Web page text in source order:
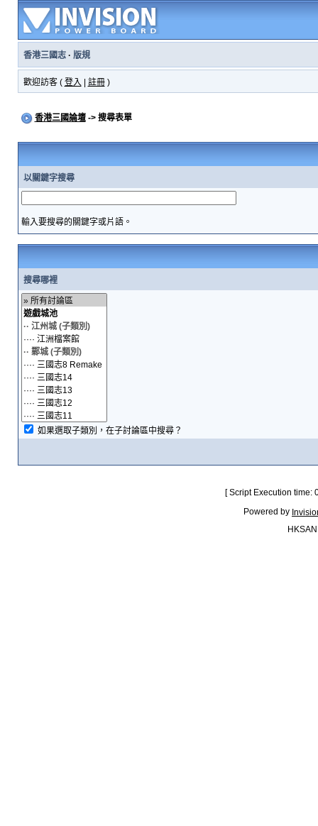
香港三國志· 版規
歡迎訪客 ( 登入 註冊)
香港三國論壇-> 搜尋表單
以關鍵字搜尋
輸入要搜尋的關鍵字或片語。
搜尋哪裡
如果選取子類別，在子討論區中搜尋？
[ Script Execution
Powered by